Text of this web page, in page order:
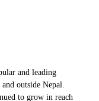
and leading
outside Nepal.
to grow in reach